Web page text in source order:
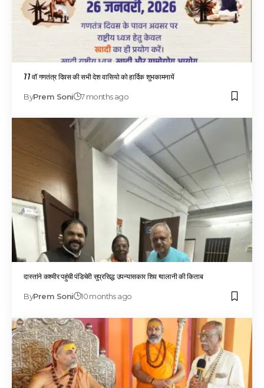
77 वॉ गणतंत्र दिवस की सभी देश वासियो को हार्दिक शुभकामनायें
ByPrem Soni 7 months ago
दास्तांने कश्मीर पहुंची पंडिचेरी सुप्रसिद्ध उपन्यासकार शिव ग्वालानी की किताब
ByPrem Soni 10 months ago